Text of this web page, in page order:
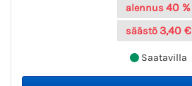
alennus40 %
säästö 3,40 €
Saatavilla